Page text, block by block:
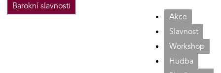
Barokní slavnosti
Akce
Slavnost
Workshop
Hudba